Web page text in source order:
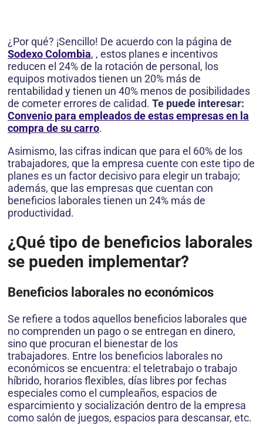
¿Por qué? ¡Sencillo! De acuerdo con la página de
Sodexo Colombia, , estos planes e incentivos
reducen el 24% de la rotación de personal, los
equipos motivados tienen un 20% más de
rentabilidad y tienen un 40% menos de posibilidades
de cometer errores de calidad. Te puede interesar:
Convenio para empleados de estas empresas en la
compra de su carro.
Asimismo, las cifras indican que para el 60% de los
trabajadores, que la empresa cuente con este tipo de
planes es un factor decisivo para elegir un trabajo;
además, que las empresas que cuentan con
beneficios laborales tienen un 24% más de
productividad.
¿Qué tipo de beneficios laborales
se pueden implementar?
Beneficios laborales no económicos
Se refiere a todos aquellos beneficios laborales que
no comprenden un pago o se entregan en dinero,
sino que procuran el bienestar de los
trabajadores. Entre los beneficios laborales no
económicos se encuentra: el teletrabajo o trabajo
híbrido, horarios flexibles, días libres por fechas
especiales como el cumpleaños, espacios de
esparcimiento y socialización dentro de la empresa
como salón de juegos, espacios para descansar, etc.